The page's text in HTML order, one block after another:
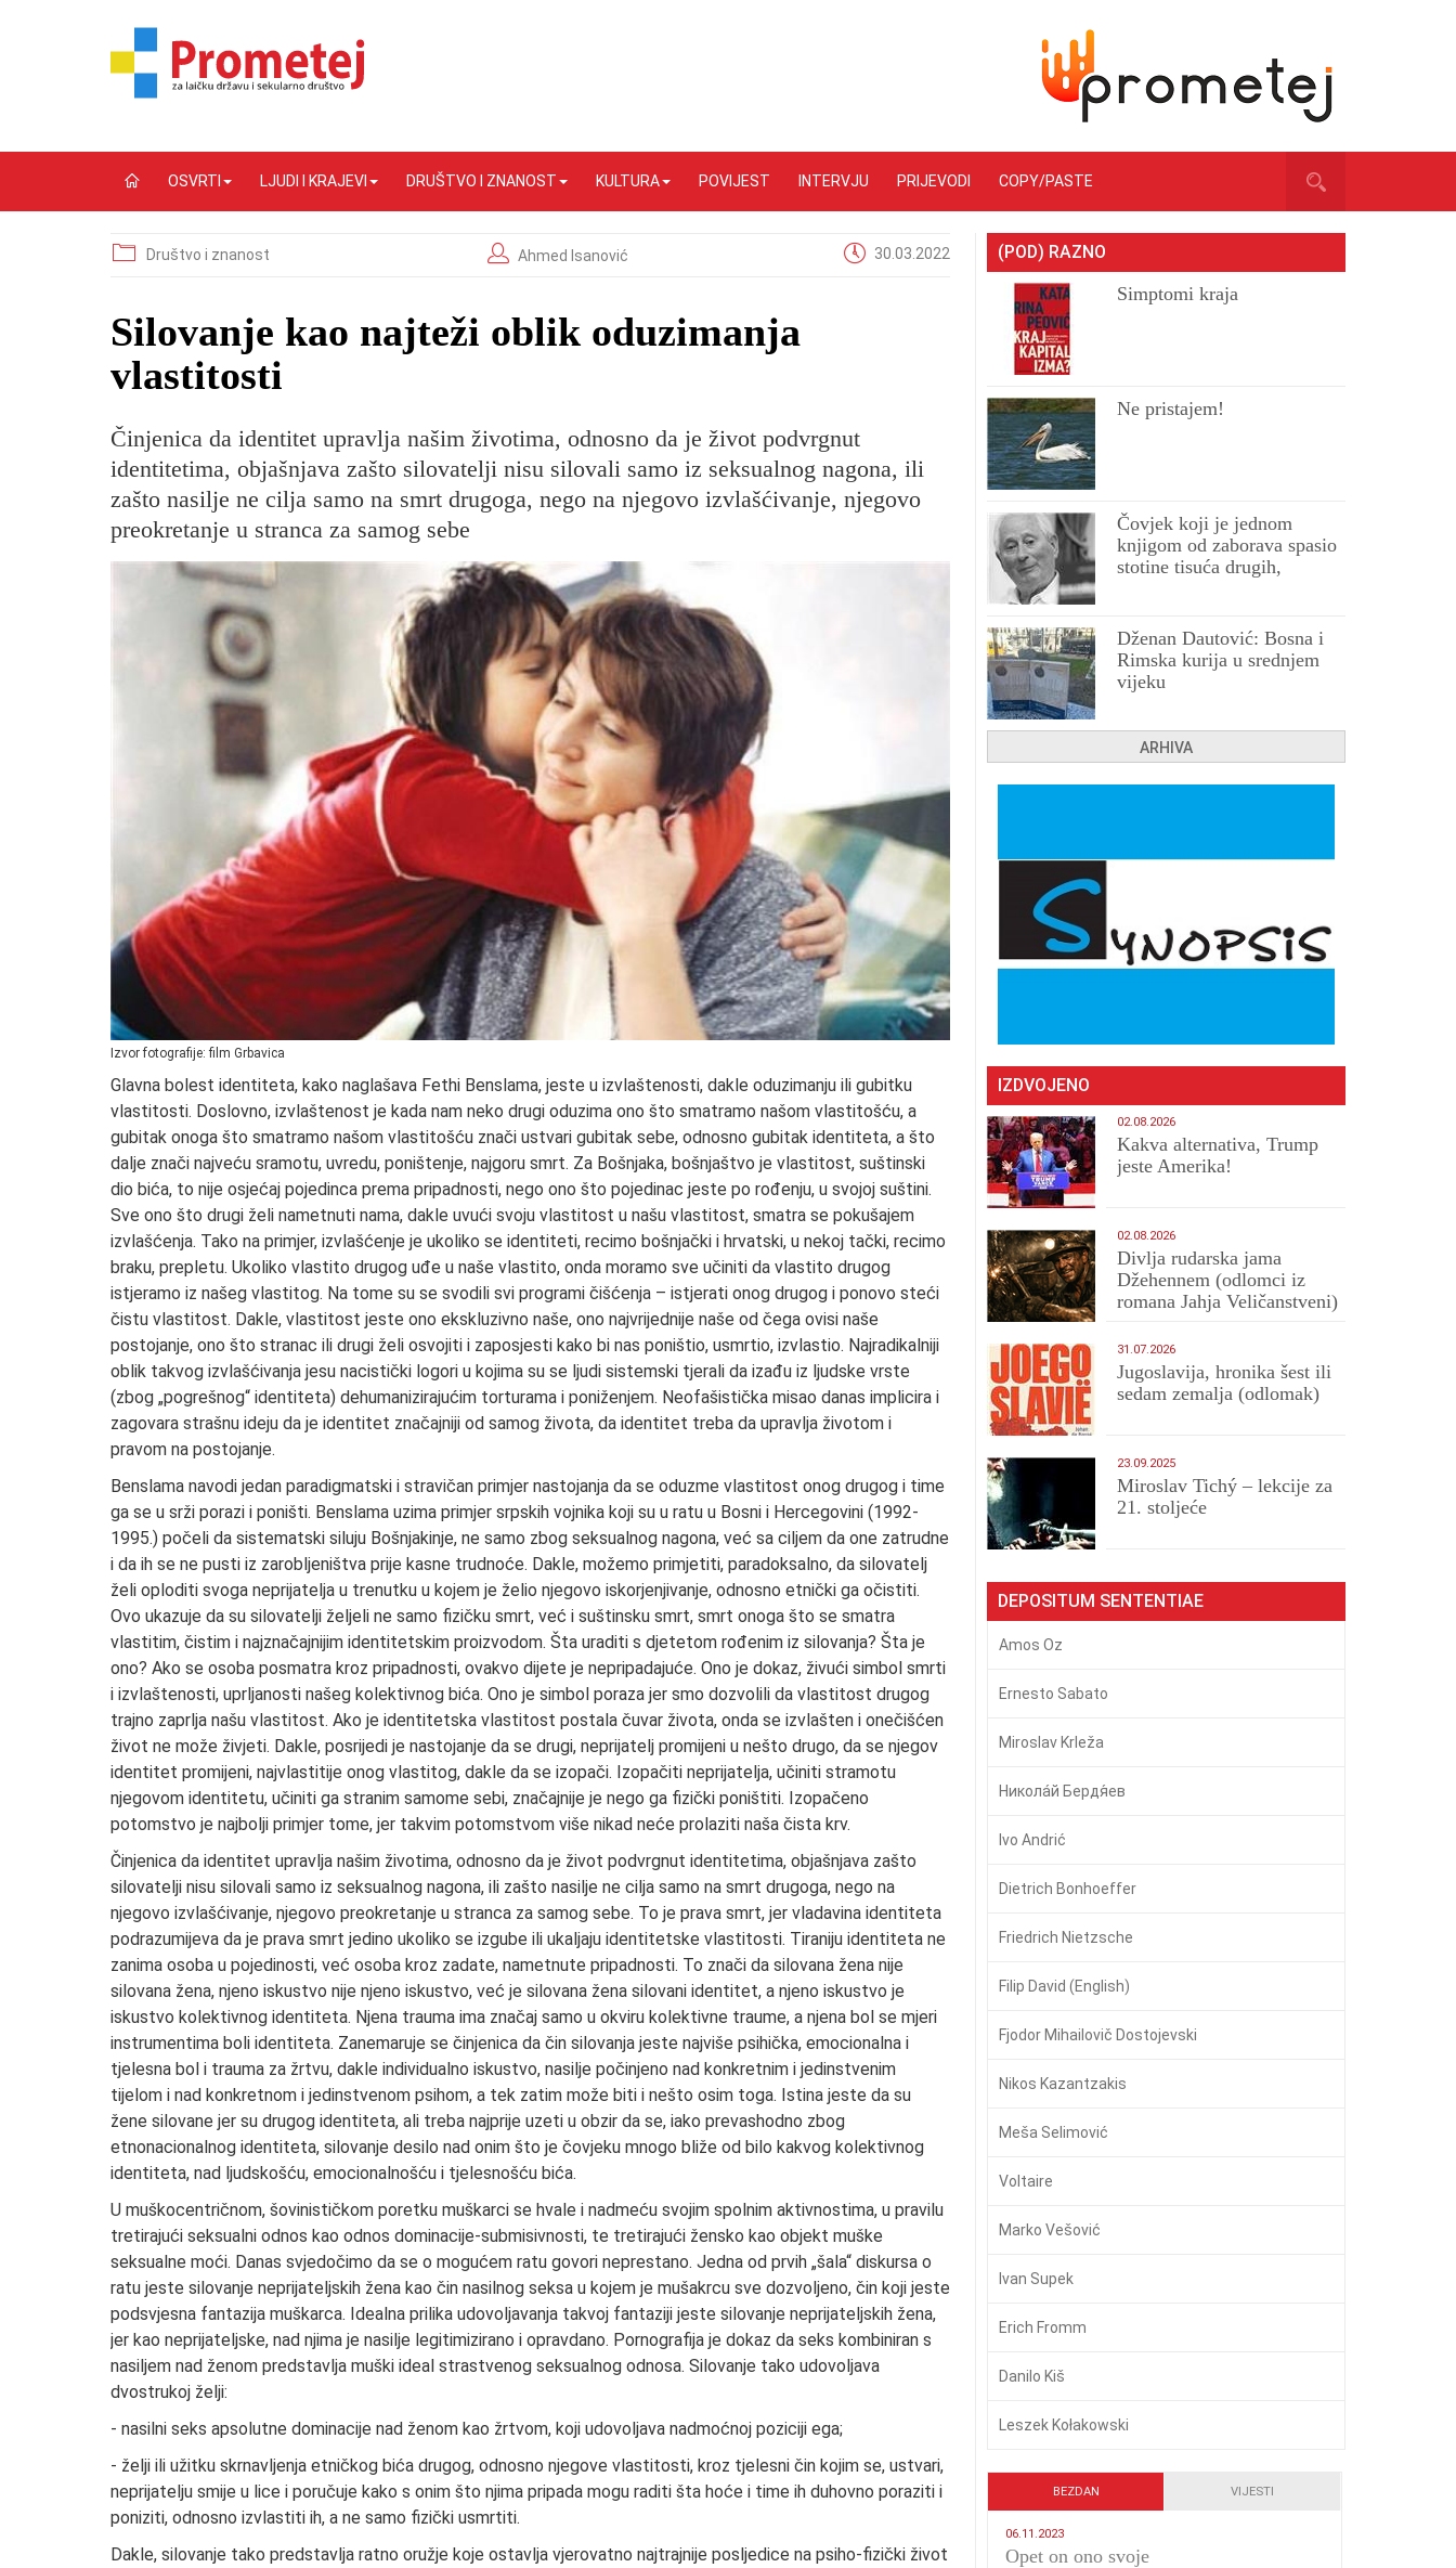
OSVRTI LJUDI I KRAJEVI DRUŠTVO I ZNANOST KULTURA POVIJEST INTERVJU PRIJEVODI COPY/PASTE
Društvo i znanost Ahmed Isanović 30.03.2022
​Silovanje kao najteži oblik oduzimanja
vlastitosti
Činjenica da identitet upravlja našim životima, odnosno da je život podvrgnut
identitetima, objašnjava zašto silovatelji nisu silovali samo iz seksualnog nagona, ili
zašto nasilje ne cilja samo na smrt drugoga, nego na njegovo izvlašćivanje, njegovo
preokretanje u stranca za samog sebe
Izvor fotografije: film Grbavica
Glavna bolest identiteta, kako naglašava Fethi Benslama, jeste u izvlaštenosti, dakle oduzimanju ili gubitku
vlastitosti. Doslovno, izvlaštenost je kada nam neko drugi oduzima ono što smatramo našom vlastitošću, a
gubitak onoga što smatramo našom vlastitošću znači ustvari gubitak sebe, odnosno gubitak identiteta, a što
dalje znači najveću sramotu, uvredu, poništenje, najgoru smrt. Za Bošnjaka, bošnjaštvo je vlastitost, suštinski
dio bića, to nije osjećaj pojedinca prema pripadnosti, nego ono što pojedinac jeste po rođenju, u svojoj suštini.
Sve ono što drugi želi nametnuti nama, dakle uvući svoju vlastitost u našu vlastitost, smatra se pokušajem
izvlašćenja. Tako na primjer, izvlašćenje je ukoliko se identiteti, recimo bošnjački i hrvatski, u nekoj tački, recimo
braku, prepletu. Ukoliko vlastito drugog uđe u naše vlastito, onda moramo sve učiniti da vlastito drugog
istjeramo iz našeg vlastitog. Na tome su se svodili svi programi čišćenja – istjerati onog drugog i ponovo steći
čistu vlastitost. Dakle, vlastitost jeste ono ekskluzivno naše, ono najvrijednije naše od čega ovisi naše
postojanje, ono što stranac ili drugi želi osvojiti i zaposjesti kako bi nas poništio, usmrtio, izvlastio. Najradikalniji
oblik takvog izvlašćivanja jesu nacistički logori u kojima su se ljudi sistemski tjerali da izađu iz ljudske vrste
(zbog „pogrešnog“ identiteta) dehumanizirajućim torturama i poniženjem. Neofašistička misao danas implicira i
zagovara strašnu ideju da je identitet značajniji od samog života, da identitet treba da upravlja životom i
pravom na postojanje.
Benslama navodi jedan paradigmatski i stravičan primjer nastojanja da se oduzme vlastitost onog drugog i time
ga se u srži porazi i poništi. Benslama uzima primjer srpskih vojnika koji su u ratu u Bosni i Hercegovini (1992-
1995.) počeli da sistematski siluju Bošnjakinje, ne samo zbog seksualnog nagona, već sa ciljem da one zatrudne
i da ih se ne pusti iz zarobljeništva prije kasne trudnoće. Dakle, možemo primjetiti, paradoksalno, da silovatelj
želi oploditi svoga neprijatelja u trenutku u kojem je želio njegovo iskorjenjivanje, odnosno etnički ga očistiti.
Ovo ukazuje da su silovatelji željeli ne samo fizičku smrt, već i suštinsku smrt, smrt onoga što se smatra
vlastitim, čistim i najznačajnijim identitetskim proizvodom. Šta uraditi s djetetom rođenim iz silovanja? Šta je
ono? Ako se osoba posmatra kroz pripadnosti, ovakvo dijete je nepripadajuće. Ono je dokaz, živući simbol smrti
i izvlaštenosti, uprljanosti našeg kolektivnog bića. Ono je simbol poraza jer smo dozvolili da vlastitost drugog
trajno zaprlja našu vlastitost. Ako je identitetska vlastitost postala čuvar života, onda se izvlašten i onečišćen
život ne može živjeti. Dakle, posrijedi je nastojanje da se drugi, neprijatelj promijeni u nešto drugo, da se njegov
identitet promijeni, najvlastitije onog vlastitog, dakle da se izopači. Izopačiti neprijatelja, učiniti stramotu
njegovom identitetu, učiniti ga stranim samome sebi, značajnije je nego ga fizički poništiti. Izopačeno
potomstvo je najbolji primjer tome, jer takvim potomstvom više nikad neće prolaziti naša čista krv.
Činjenica da identitet upravlja našim životima, odnosno da je život podvrgnut identitetima, objašnjava zašto
silovatelji nisu silovali samo iz seksualnog nagona, ili zašto nasilje ne cilja samo na smrt drugoga, nego na
njegovo izvlašćivanje, njegovo preokretanje u stranca za samog sebe. To je prava smrt, jer vladavina identiteta
podrazumijeva da je prava smrt jedino ukoliko se izgube ili ukaljaju identitetske vlastitosti. Tiraniju identiteta ne
zanima osoba u pojedinosti, već osoba kroz zadate, nametnute pripadnosti. To znači da silovana žena nije
silovana žena, njeno iskustvo nije njeno iskustvo, već je silovana žena silovani identitet, a njeno iskustvo je
iskustvo kolektivnog identiteta. Njena trauma ima značaj samo u okviru kolektivne traume, a njena bol se mjeri
instrumentima boli identiteta. Zanemaruje se činjenica da čin silovanja jeste najviše psihička, emocionalna i
tjelesna bol i trauma za žrtvu, dakle individualno iskustvo, nasilje počinjeno nad konkretnim i jedinstvenim
tijelom i nad konkretnom i jedinstvenom psihom, a tek zatim može biti i nešto osim toga. Istina jeste da su
žene silovane jer su drugog identiteta, ali treba najprije uzeti u obzir da se, iako prevashodno zbog
etnonacionalnog identiteta, silovanje desilo nad onim što je čovjeku mnogo bliže od bilo kakvog kolektivnog
identiteta, nad ljudskošću, emocionalnošću i tjelesnošću bića.
U muškocentričnom, šovinističkom poretku muškarci se hvale i nadmeću svojim spolnim aktivnostima, u pravilu
tretirajući seksualni odnos kao odnos dominacije-submisivnosti, te tretirajući žensko kao objekt muške
seksualne moći. Danas svjedočimo da se o mogućem ratu govori neprestano. Jedna od prvih „šala“ diskursa o
ratu jeste silovanje neprijateljskih žena kao čin nasilnog seksa u kojem je mušakrcu sve dozvoljeno, čin koji jeste
podsvjesna fantazija muškarca. Idealna prilika udovoljavanja takvoj fantaziji jeste silovanje neprijateljskih žena,
jer kao neprijateljske, nad njima je nasilje legitimizirano i opravdano. Pornografija je dokaz da seks kombiniran s
nasiljem nad ženom predstavlja muški ideal strastvenog seksualnog odnosa. Silovanje tako udovoljava
dvostrukoj želji:
- nasilni seks apsolutne dominacije nad ženom kao žrtvom, koji udovoljava nadmoćnoj poziciji ega;
- želji ili užitku skrnavljenja etničkog bića drugog, odnosno njegove vlastitosti, kroz tjelesni čin kojim se, ustvari,
neprijatelju smije u lice i poručuje kako s onim što njima pripada mogu raditi šta hoće i time ih duhovno poraziti i
poniziti, odnosno izvlastiti ih, a ne samo fizički usmrtiti.
Dakle, silovanje tako predstavlja ratno oružje koje ostavlja vjerovatno najtrajnije posljedice na psiho-fizički život
(POD) RAZNO
Simptomi kraja
Ne pristajem!
Čovjek koji je jednom
knjigom od zaborava spasio
stotine tisuća drugih,
Dženan Dautović: Bosna i
Rimska kurija u srednjem
vijeku
ARHIVA
IZDVOJENO
02.08.2026
Kakva alternativa, Trump
jeste Amerika!
02.08.2026
Divlja rudarska jama
Džehennem (odlomci iz
romana Jahja Veličanstveni)
31.07.2026
Jugoslavija, hronika šest ili
sedam zemalja (odlomak)
23.09.2025
Miroslav Tichý – lekcije za
21. stoljeće
DEPOSITUM SENTENTIAE
Amos Oz
Ernesto Sabato
Miroslav Krleža
Никола́й Бердя́ев
Ivo Andrić
Dietrich Bonhoeffer
Friedrich Nietzsche
Filip David (English)
Fjodor Mihailovič Dostojevski
Nikos Kazantzakis
Meša Selimović
Voltaire
Marko Vešović
Ivan Supek
Erich Fromm
Danilo Kiš
Leszek Kołakowski
BEZDAN VIJESTI
06.11.2023
​Opet on ono svoje